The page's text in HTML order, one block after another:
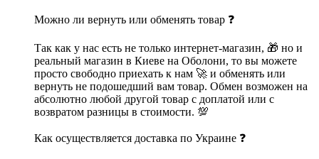
Можно ли вернуть или обменять товар ❓
Так как у нас есть не только интернет-магазин, 🎁 но и
реальный магазин в Киеве на Оболони, то вы можете
просто свободно приехать к нам 🚀 и обменять или
вернуть не подошедший вам товар. Обмен возможен на
абсолютно любой другой товар с доплатой или с
возвратом разницы в стоимости. 💯
Как осуществляется доставка по Украине ❓